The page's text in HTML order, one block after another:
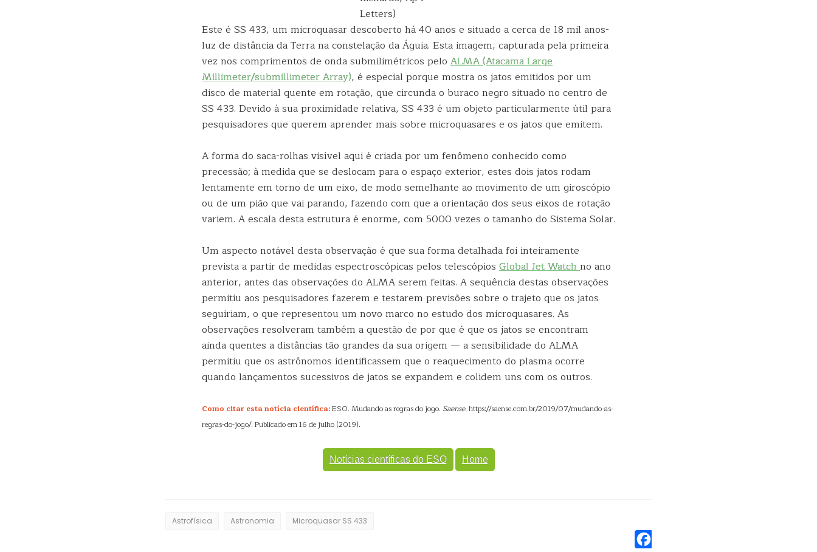
Letters)
Este é SS 433, um microquasar descoberto há 40 anos e situado a cerca de 18 mil anos-
luz de distância da Terra na constelação da Águia. Esta imagem, capturada pela primeira
vez nos comprimentos de onda submilimétricos pelo ALMA (Atacama Large
Millimeter/submillimeter Array), é especial porque mostra os jatos emitidos por um
disco de material quente em rotação, que circunda o buraco negro situado no centro de
SS 433. Devido à sua proximidade relativa, SS 433 é um objeto particularmente útil para
pesquisadores que querem aprender mais sobre microquasares e os jatos que emitem.
A forma do saca-rolhas visível aqui é criada por um fenômeno conhecido como
precessão; à medida que se deslocam para o espaço exterior, estes dois jatos rodam
lentamente em torno de um eixo, de modo semelhante ao movimento de um giroscópio
ou de um pião que vai parando, fazendo com que a orientação dos seus eixos de rotação
variem. A escala desta estrutura é enorme, com 5000 vezes o tamanho do Sistema Solar.
Um aspecto notável desta observação é que sua forma detalhada foi inteiramente
prevista a partir de medidas espectroscópicas pelos telescópios Global JetWatchno ano
anterior, antes das observações do ALMA serem feitas. A sequência destas observações
permitiu aos pesquisadores fazerem e testarem previsões sobre o trajeto que os jatos
seguiriam, o que representou um novo marco no estudo dos microquasares. As
observações resolveram também a questão de por que é que os jatos se encontram
ainda quentes a distâncias tão grandes da sua origem — a sensibilidade do ALMA
permitiu que os astrônomos identificassem que o reaquecimento do plasma ocorre
quando lançamentos sucessivos de jatos se expandem e colidem uns com os outros.
Como citar esta notícia científica:ESO. Mudando as regras do jogo. Saense. https://saense.com.br/2019/07/mudando-as-
regras-do-jogo/. Publicado em 16 de julho (2019).
Notícias científicas do ESO Home
Astrofísica Astronomia Microquasar SS 433